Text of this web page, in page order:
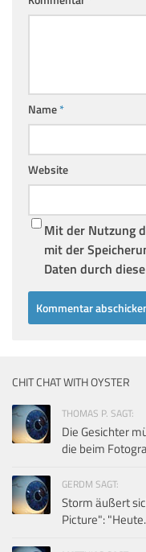
Name*
Website
Mit der Nutzung
mit der
Daten durch
CHIT CHAT WITH OYSTER
THOMAS P. SAGT:
Die Gesichter
die beim
GERDM SAGT:
Storm äußert
Picture":